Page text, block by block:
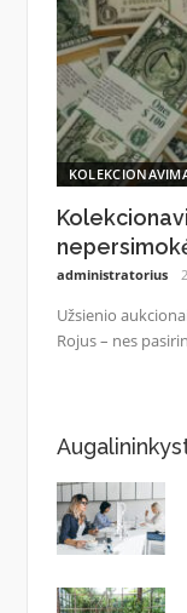
administratorius
Užsienio
Rojus – nes